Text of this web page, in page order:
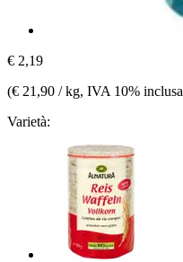
€ 2,19
(€ 21,90 / kg, IVA 10% inclusa
Varietà: